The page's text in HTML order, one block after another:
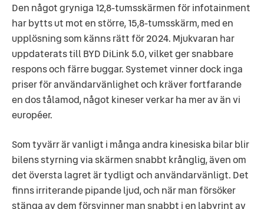
Den något gryniga 12,8-tumsskärmen för infotainment
har bytts ut mot en större, 15,8-tumsskärm, med en
upplösning som känns rätt för 2024. Mjukvaran har
uppdaterats till BYD DiLink 5.0, vilket ger snabbare
respons och färre buggar. Systemet vinner dock inga
priser för användarvänlighet och kräver fortfarande
en dos tålamod, något kineser verkar ha mer av än vi
européer.
Som tyvärr är vanligt i många andra kinesiska bilar blir
bilens styrning via skärmen snabbt krånglig, även om
det översta lagret är tydligt och användarvänligt. Det
finns irriterande pipande ljud, och när man försöker
stänga av dem försvinner man snabbt i en labyrint av